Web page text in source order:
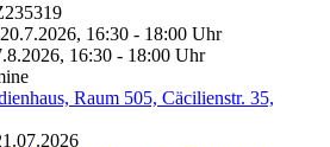
16:30 - 18:00 Uhr
16:30 - 18:00 Uhr
Raum 505, Cäcilienstr. 35,